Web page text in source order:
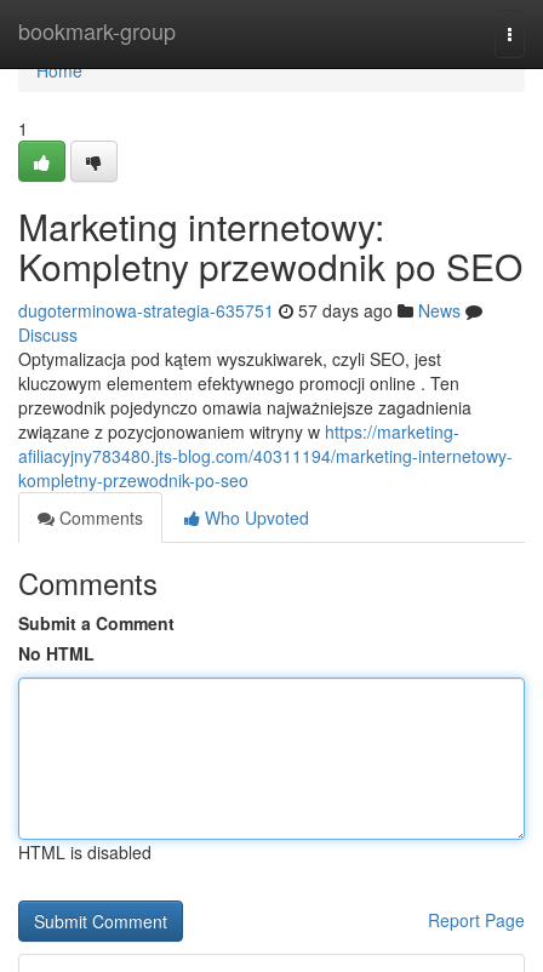
bookmark-group
Home
Home
1
Marketing internetowy:
Kompletny przewodnik po SEO
dugoterminowa-strategia-635751 57 days ago
News
Discuss
Optymalizacja pod kątem wyszukiwarek, czyli SEO, jest
kluczowym elementem efektywnego promocji online . Ten
przewodnik pojedynczo omawia najważniejsze zagadnienia
związane z pozycjonowaniem witryny w https://marketing-
afiliacyjny783480.jts-blog.com/40311194/marketing-internetowy-
kompletny-przewodnik-po-seo
Comments
Who Upvoted
Comments
Submit a Comment
No HTML
HTML is disabled
Report Page